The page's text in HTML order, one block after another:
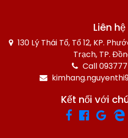
Liên hệ
130 Lý Thái Tổ, Tổ 12, KP.
Trạch, TP.
Call
Kết nối với